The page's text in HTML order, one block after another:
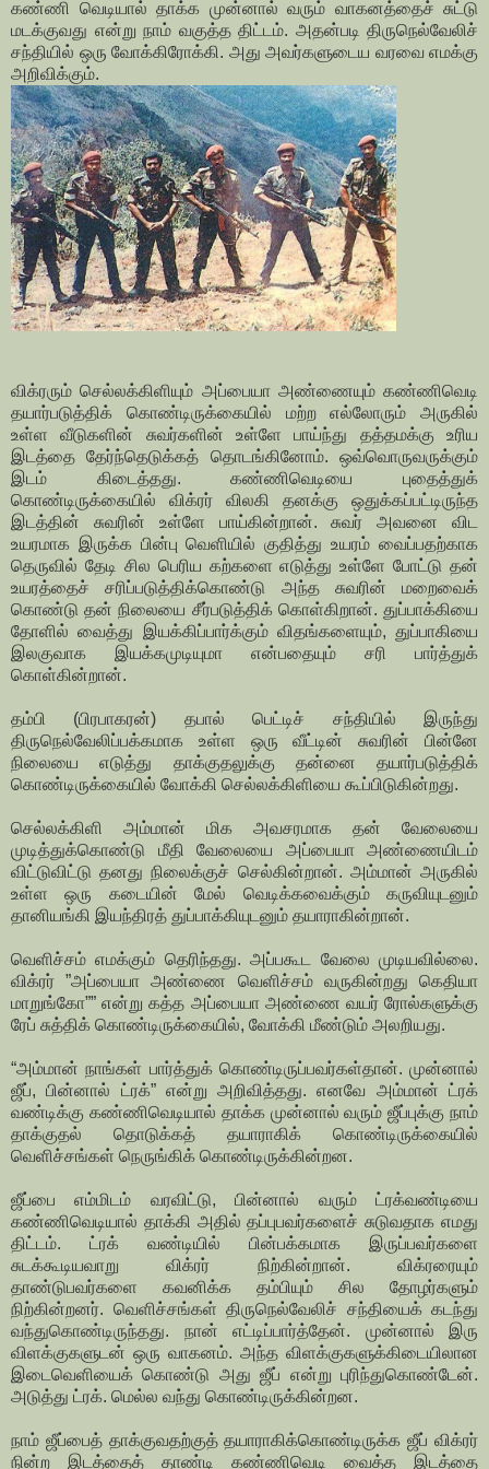
கண்ணி வெடியால் தாக்க முன்னால் வரும் வாகனத்தைச் சுட்டு
மடக்குவது என்று நாம் வகுத்த திட்டம். அதன்படி திருநெல்வேலிச்
சந்தியில் ஒரு வோக்கிரோக்கி. அது அவர்களுடைய வரவை எமக்கு
அறிவிக்கும்.
விக்ரரும் செல்லக்கிளியும் அப்பையா அண்ணையும் கண்ணிவெடி
தயார்படுத்திக் கொண்டிருக்கையில் மற்ற எல்லோரும் அருகில்
உள்ள வீடுகளின் சுவர்களின் உள்ளே பாய்ந்து தத்தமக்கு உரிய
இடத்தை தேர்ந்தெடுக்கத் தொடங்கினோம். ஒவ்வொருவருக்கும்
இடம் கிடைத்தது. கண்ணிவெடியை புதைத்துக்
கொண்டிருக்கையில் விக்ரர் விலகி தனக்கு ஒதுக்கப்பட்டிருந்த
இடத்தின் சுவரின் உள்ளே பாய்கின்றான். சுவர் அவனை விட
உயரமாக இருக்க பின்பு வெளியில் குதித்து உயரம் வைப்பதற்காக
தெருவில் தேடி சில பெரிய கற்களை எடுத்து உள்ளே போட்டு தன்
உயரத்தைச் சரிப்படுத்திக்கொண்டு அந்த சுவரின் மறைவைக்
கொண்டு தன் நிலையை சீர்படுத்திக் கொள்கிறான். துப்பாக்கியை
தோளில் வைத்து இயக்கிப்பார்க்கும் விதங்களையும், துப்பாகியை
இலகுவாக இயக்கமுடியுமா என்பதையும் சரி பார்த்துக்
கொள்கின்றான்.
தம்பி (பிரபாகரன்) தபால் பெட்டிச் சந்தியில் இருந்து
திருநெல்வேலிப்பக்கமாக உள்ள ஒரு வீட்டின் சுவரின் பின்னே
நிலையை எடுத்து தாக்குதலுக்கு தன்னை தயார்படுத்திக்
கொண்டிருக்கையில் வோக்கி செல்லக்கிளியை கூப்பிடுகின்றது.
செல்லக்கிளி அம்மான் மிக அவசரமாக தன் வேலையை
முடித்துக்கொண்டு மீதி வேலையை அப்பையா அண்ணையிடம்
விட்டுவிட்டு தனது நிலைக்குச் செல்கின்றான். அம்மான் அருகில்
உள்ள ஒரு கடையின் மேல் வெடிக்கவைக்கும் கருவியுடனும்
தானியங்கி இயந்திரத் துப்பாக்கியுடனும் தயாராகின்றான்.
வெளிச்சம் எமக்கும் தெரிந்தது. அப்பகூட வேலை முடியவில்லை.
விக்ரர் ”அப்பையா அண்ணை வெளிச்சம் வருகின்றது கெதியா
மாறுங்கோ”” என்று கத்த அப்பையா அண்ணை வயர் ரோல்களுக்கு
ரேப் சுத்திக் கொண்டிருக்கையில், வோக்கி மீண்டும் அலறியது.
“அம்மான் நாங்கள் பார்த்துக் கொண்டிருப்பவர்கள்தான். முன்னால்
ஜீப், பின்னால் ட்ரக்” என்று அறிவித்தது. எனவே அம்மான் ட்ரக்
வண்டிக்கு கண்ணிவெடியால் தாக்க முன்னால் வரும் ஜீப்புக்கு நாம்
தாக்குதல் தொடுக்கத் தயாராகிக் கொண்டிருக்கையில்
வெளிச்சங்கள் நெருங்கிக் கொண்டிருக்கின்றன.
ஜீப்பை எம்மிடம் வரவிட்டு, பின்னால் வரும் ட்ரக்வண்டியை
கண்ணிவெடியால் தாக்கி அதில் தப்புபவர்களைச் சுடுவதாக எமது
திட்டம். ட்ரக் வண்டியில் பின்பக்கமாக இருப்பவர்களை
சுடக்கூடியவாறு விக்ரர் நிற்கின்றான். விக்ரரையும்
தாண்டுபவர்களை கவனிக்க தம்பியும் சில தோழர்களும்
நிற்கின்றனர். வெளிச்சங்கள் திருநெல்வேலிச் சந்தியைக் கடந்து
வந்துகொண்டிருந்தது. நான் எட்டிப்பார்த்தேன். முன்னால் இரு
விளக்குகளுடன் ஒரு வாகனம். அந்த விளக்குகளுக்கிடையிலான
இடைவெளியைக் கொண்டு அது ஜீப் என்று புரிந்துகொண்டேன்.
அடுத்து ட்ரக். மெல்ல வந்து கொண்டிருக்கின்றன.
நாம் ஜீப்பைத் தாக்குவதற்குத் தயாராகிக்கொண்டிருக்க ஜீப் விக்ரர்
நின்ற இடத்தைத் தாண்டி கண்ணிவெடி வைத்த இடத்தை